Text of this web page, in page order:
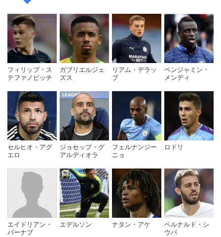
フィリップ・ス
テファノビッチ
ガブリエルジェ
ズス
リアム・デラッ
プ
ベンジャミン・
メンディ
セルヒオ・アグ
エロ
ジョセップ・グ
アルディオラ
フェルナンジー
ニョ
ロドリ
エイドリアン・
バーナブ
エデルソン ナタン・アケ
ベルナルド・シ
ウバ